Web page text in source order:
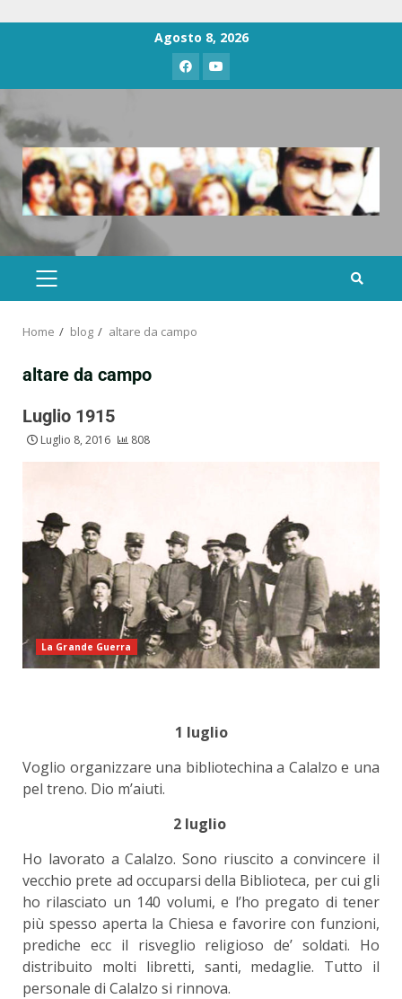
Agosto 8, 2026
Home blog altare da campo
altare da campo
Luglio 1915
Luglio 8, 2016 808
La Grande Guerra
1 luglio
Voglio organizzare una bibliotechina a Calalzo e una
pel treno. Dio m’aiuti.
2 luglio
Ho lavorato a Calalzo. Sono riuscito a convincere il
vecchio prete ad occuparsi della Biblioteca, per cui gli
ho rilasciato un 140 volumi, e l’ho pregato di tener
più spesso aperta la Chiesa e favorire con funzioni,
prediche ecc il risveglio religioso de’ soldati. Ho
distribuito molti libretti, santi, medaglie. Tutto il
personale di Calalzo si rinnova.